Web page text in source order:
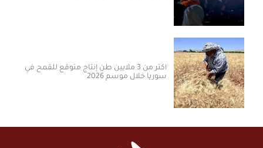
أكثر من 3 ملايين طن إنتاج متوقع للقمح في
سوريا خلال موسم 2026